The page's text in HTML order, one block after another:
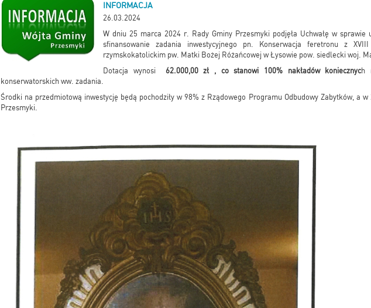
INFORMACJA
26.03.2024
W dniu 25 marca 2024 r. Rady Gminy Przesmyki podjęła Uchwałę w sprawie
sfinansowanie zadania inwestycyjnego pn. Konserwacja feretronu z
rzymskokatolickim pw. Matki Bożej Różańcowej w Łysowie pow. siedlecki woj.
Dotacja wynosi 62.000,00 zł , co stanowi 100% nakładów koniecznych
konserwatorskich ww. zadania.
Środki na przedmiotową inwestycję będą pochodziły w 98% z Rządowego Programu Odbudowy Zabytków, a w
Przesmyki.